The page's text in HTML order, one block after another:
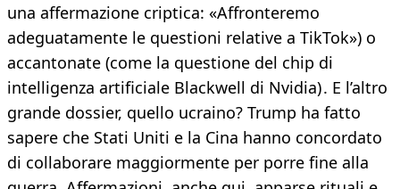
una affermazione criptica: «Affronteremo
adeguatamente le questioni relative a TikTok») o
accantonate (come la questione del chip di
intelligenza artificiale Blackwell di Nvidia) . E l’altro
grande dossier, quello ucraino? Trump ha fatto
sapere che Stati Uniti e la Cina hanno concordato
di collaborare maggiormente per porre fine alla